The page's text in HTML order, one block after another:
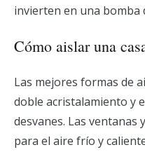
invierten en una bomba
Cómo aislar una
Las mejores formas de
doble acristalamiento y
desvanes. Las ventanas
para el aire frío y